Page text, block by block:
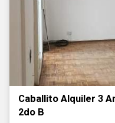
Caballito Alquiler 3
2do B